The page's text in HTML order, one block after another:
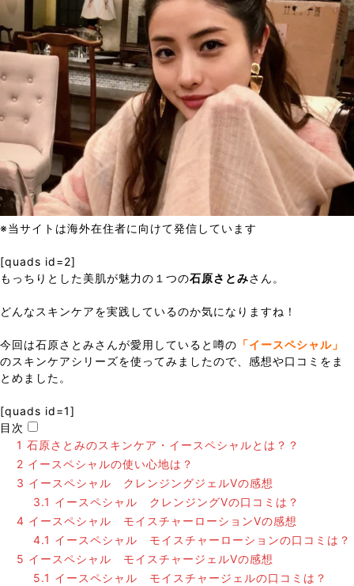
※当サイトは海外在住者に向けて発信しています
[quads id=2]
もっちりとした美肌が魅力の１つの石原さとみさん。
どんなスキンケアを実践しているのか気になりますね！
今回は石原さとみさんが愛用していると噂の 「イースペシャル」
のスキンケアシリーズを使ってみましたので、感想や口コミをま
とめました。
[quads id=1]
目次
1 石原さとみのスキンケア・イースペシャルとは？？
2 イースペシャルの使い心地は？
3 イースペシャル クレンジングジェルVの感想
3.1 イースペシャル クレンジングVの口コミは？
4 イースペシャル モイスチャーローションVの感想
4.1 イースペシャル モイスチャーローションの口コミは？
5 イースペシャル モイスチャージェルVの感想
5.1 イースペシャル モイスチャージェルの口コミは？